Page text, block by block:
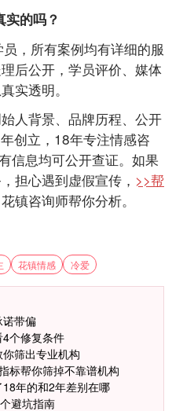
的吗？
，所有案例均有详细的服
后公开，学员评价、媒体
实透明。
背景、品牌历程、公开
创立，18年专注情感咨
信息均可公开查证。如果
担心遇到虚假宣传， >>帮
花镇咨询师帮你分析。
花镇情感 冷爱
带偏
个修复条件
筛出专业机构
标帮你筛掉不靠谱机构
年的和2年差别在哪
避坑指南